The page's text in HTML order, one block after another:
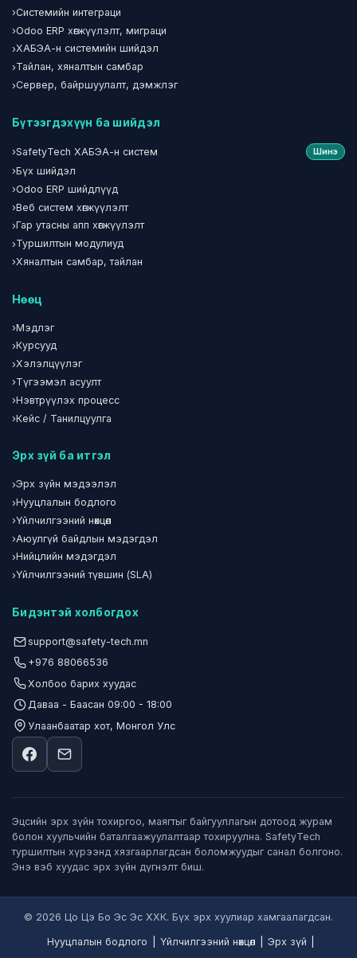
›Системийн интеграци
›Odoo ERP хөгжүүлэлт, миграци
›ХАБЭА-н системийн шийдэл
›Тайлан, хяналтын самбар
›Сервер, байршуулалт, дэмжлэг
Бүтээгдэхүүн ба шийдэл
›SafetyTech ХАБЭА-н систем Шинэ
›Бүх шийдэл
›Odoo ERP шийдлүүд
›Веб систем хөгжүүлэлт
›Гар утасны апп хөгжүүлэлт
›Туршилтын модулиуд
›Хяналтын самбар, тайлан
Нөөц
›Мэдлэг
›Курсууд
›Хэлэлцүүлэг
›Түгээмэл асуулт
›Нэвтрүүлэх процесс
›Кейс / Танилцуулга
Эрх зүй ба итгэл
›Эрх зүйн мэдээлэл
›Нууцлалын бодлого
›Үйлчилгээний нөхцөл
›Аюулгүй байдлын мэдэгдэл
›Нийцлийн мэдэгдэл
›Үйлчилгээний түвшин (SLA)
Бидэнтэй холбогдох
support@safety-tech.mn
+976 88066536
Холбоо барих хуудас
Даваа - Баасан 09:00 - 18:00
Улаанбаатар хот, Монгол Улс
Эцсийн эрх зүйн тохиргоо, маягтыг байгууллагын дотоод журам
болон хуульчийн баталгаажуулалтаар тохируулна. SafetyTech
туршилтын хүрээнд хязгаарлагдсан боломжуудыг санал болгоно.
Энэ вэб хуудас эрх зүйн дүгнэлт биш.
© 2026 Цо Цэ Бо Эс Эс ХХК. Бүх эрх хуулиар хамгаалагдсан.
Нууцлалын бодлого Үйлчилгээний нөхцөл Эрх зүй